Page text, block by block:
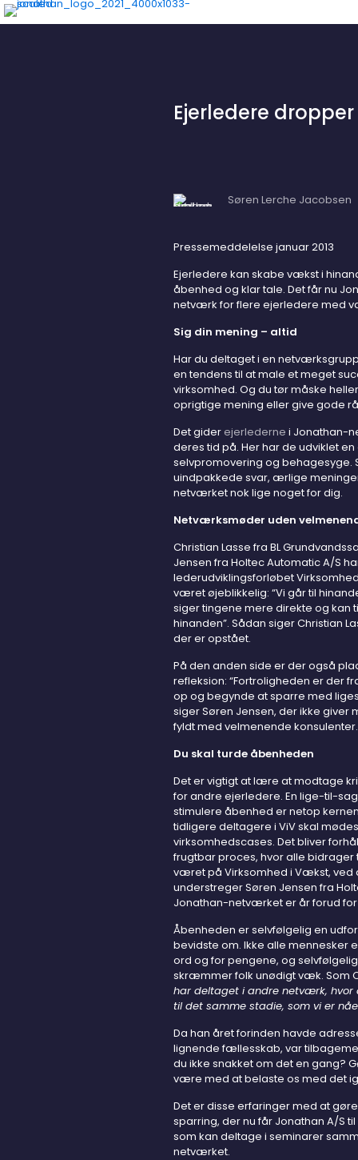
Ejerledere
Søren Lerche Jacobsen
Pressemeddelelse januar 2013
Ejerledere kan skabe vækst i
åbenhed og klar tale. Det får nu
netværk for flere ejerledere med
Sig din mening – altid
Har du deltaget i en
en tendens til at male et meget
virksomhed. Og du tør måske
oprigtige mening eller give gode
Det gider ejerlederne i Jonathan-
deres tid på. Her har de udviklet
selvpromovering og behagesyge.
uindpakkede svar, ærlige
netværket nok lige noget for dig.
Netværksmøder uden
Christian Lasse fra BL
Jensen fra Holtec Automatic A/S
lederudviklingsforløbet
været øjeblikkelig: “Vi går til
siger tingene mere direkte og
hinanden”. Sådan siger Christian
der er opstået.
På den anden side er der også
refleksion: “Fortroligheden er der
op og begynde at sparre med
siger Søren Jensen, der ikke
fyldt med velmenende konsulenter.
Du skal turde åbenheden
Det er vigtigt at lære at modtage
for andre ejerledere. En lige-til-
stimulere åbenhed er netop
tidligere deltagere i ViV skal
virksomhedscases. Det bliver
frugtbar proces, hvor alle bidrager
været på Virksomhed i Vækst, ved
understreger Søren Jensen fra
Jonathan-netværket er år forud for
Åbenheden er selvfølgelig en
bevidste om. Ikke alle mennesker
ord og for pengene, og
skræmmer folk unødigt væk. Som
har deltaget i andre netværk,
til det samme stadie, som vi er
Da han året forinden havde
lignende fællesskab, var
du ikke snakket om det en gang?
være med at belaste os med det
Det er disse erfaringer med at
sparring, der nu får Jonathan A/S
som kan deltage i seminarer
netværket.